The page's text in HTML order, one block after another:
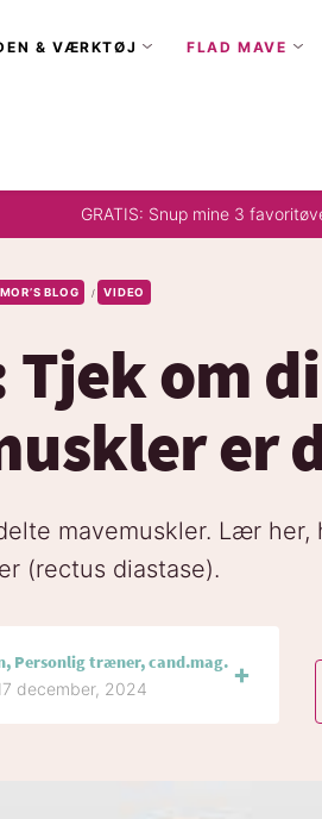
& VÆRKTØJ FLAD MAVE
GRATIS: Snup mine 3
BLOG / VIDEO
Tjek om
er
mavemuskler. Lær
(rectus diastase).
Personlig træner, cand.mag.
december, 2024